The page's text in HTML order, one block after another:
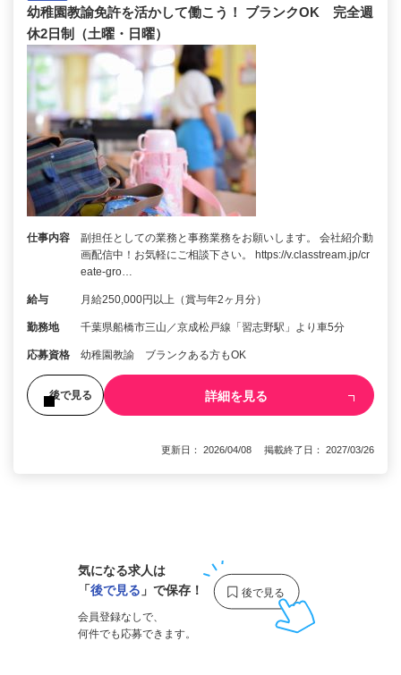
幼稚園教諭免許を活かして働こう！ ブランクOK 完全週
休2日制（土曜・日曜）
仕事内容
副担任としての業務と事務業務をお願いします。 会社紹介動
画配信中！お気軽にご相談下さい。 https://v.classtream.jp/cr
eate-gro…
給与 月給250,000円以上（賞与年2ヶ月分）
勤務地 千葉県船橋市三山／京成松戸線「習志野駅」より車5分
応募資格 幼稚園教諭 ブランクある方もOK
後で見る 詳細を見る
更新日： 2026/04/08 掲載終了日： 2027/03/26
気になる求人は
「後で見る 」で保存！
会員登録なしで、
何件でも応募できます。